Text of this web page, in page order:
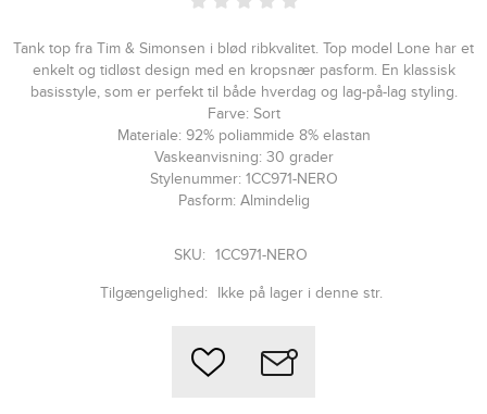
Tank top fra Tim & Simonsen i blød ribkvalitet. Top model Lone har et
enkelt og tidløst design med en kropsnær pasform. En klassisk
basisstyle, som er perfekt til både hverdag og lag-på-lag styling.
Farve: Sort
Materiale: 92% poliammide 8% elastan
Vaskeanvisning: 30 grader
Stylenummer: 1CC971-NERO
Pasform: Almindelig
SKU: 1CC971-NERO
Tilgængelighed: Ikke på lager i denne str.